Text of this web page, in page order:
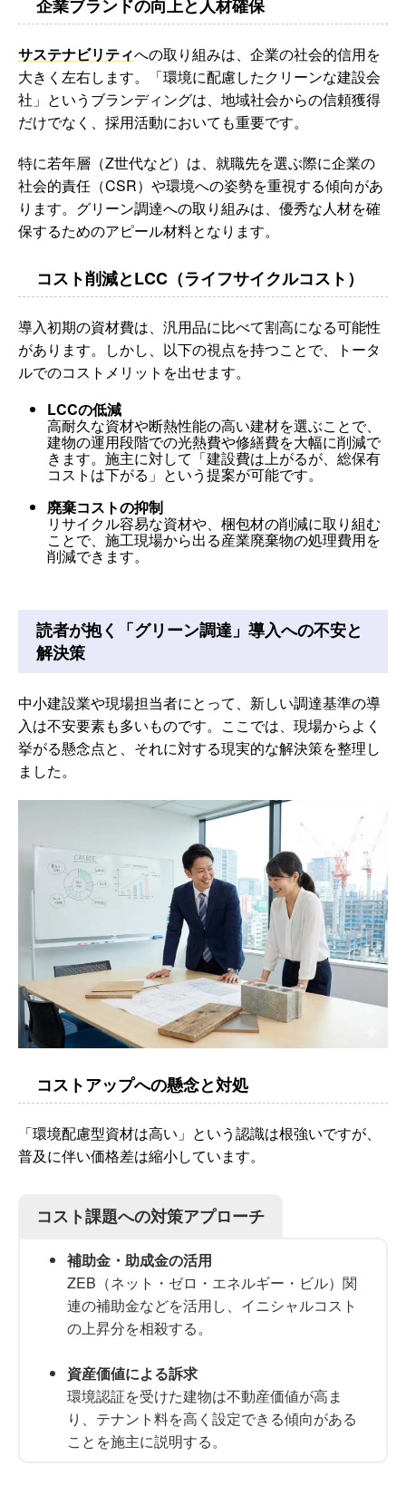
企業ブランドの向上と人材確保
サステナビリティへの取り組みは、企業の社会的信用を
大きく左右します。「環境に配慮したクリーンな建設会
社」というブランディングは、地域社会からの信頼獲得
だけでなく、採用活動においても重要です。
特に若年層（Z世代など）は、就職先を選ぶ際に企業の
社会的責任（CSR）や環境への姿勢を重視する傾向があ
ります。グリーン調達への取り組みは、優秀な人材を確
保するためのアピール材料となります。
コスト削減とLCC（ライフサイクルコスト）
導入初期の資材費は、汎用品に比べて割高になる可能性
があります。しかし、以下の視点を持つことで、トータ
ルでのコストメリットを出せます。
LCCの低減
高耐久な資材や断熱性能の高い建材を選ぶことで、
建物の運用段階での光熱費や修繕費を大幅に削減で
きます。施主に対して「建設費は上がるが、総保有
コストは下がる」という提案が可能です。
廃棄コストの抑制
リサイクル容易な資材や、梱包材の削減に取り組む
ことで、施工現場から出る産業廃棄物の処理費用を
削減できます。
読者が抱く「グリーン調達」導入への不安と
解決策
中小建設業や現場担当者にとって、新しい調達基準の導
入は不安要素も多いものです。ここでは、現場からよく
挙がる懸念点と、それに対する現実的な解決策を整理し
ました。
コストアップへの懸念と対処
「環境配慮型資材は高い」という認識は根強いですが、
普及に伴い価格差は縮小しています。
コスト課題への対策アプローチ
補助金・助成金の活用
ZEB（ネット・ゼロ・エネルギー・ビル）関
連の補助金などを活用し、イニシャルコスト
の上昇分を相殺する。
資産価値による訴求
環境認証を受けた建物は不動産価値が高ま
り、テナント料を高く設定できる傾向がある
ことを施主に説明する。